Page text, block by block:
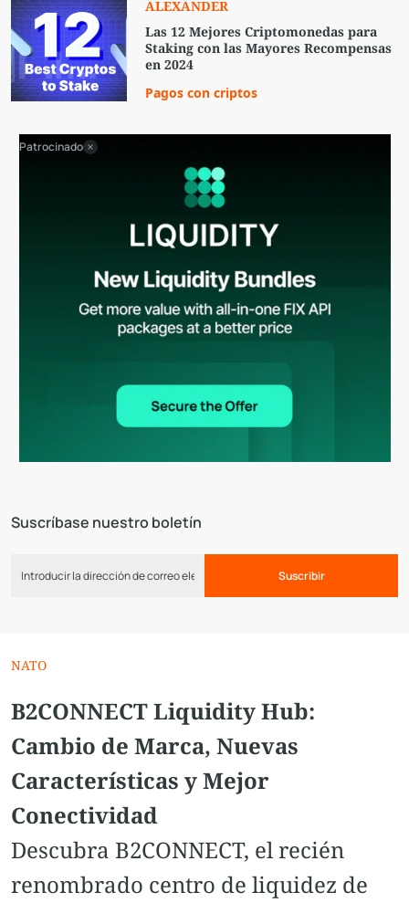
Suscríbase nuestro boletín
Suscribir
ALEXANDER
Las 12 Mejores Criptomonedas para
Staking con las Mayores Recompensas
en 2024
Pagos con criptos
Patrocinado
NATO
B2CONNECT Liquidity Hub:
Cambio de Marca, Nuevas
Características y Mejor
Conectividad
Descubra B2CONNECT, el recién
renombrado centro de liquidez de